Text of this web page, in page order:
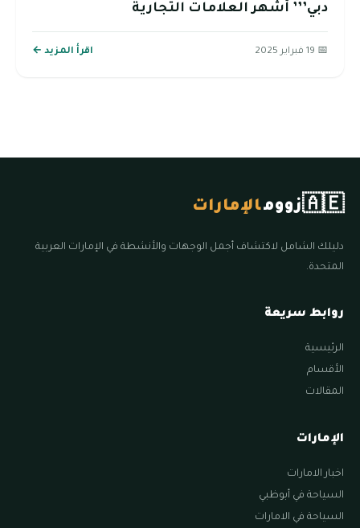
دبي’’’ أشهر العلامات التجارية
📅 19 فبراير 2025 اقرأ المزيد ←
🇦🇪زوومالإمارات
دليلك الشامل لاكتشاف أجمل الوجهات والأنشطة في الإمارات العربية
المتحدة.
روابط سريعة
الرئيسية
الأقسام
المقالات
الإمارات
اخبار الامارات
السياحة في أبوظبي
السياحة في الامارات